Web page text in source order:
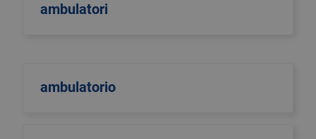
ambulatori
ambulatorio